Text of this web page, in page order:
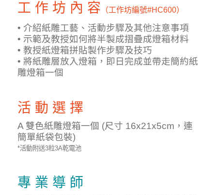
工 作 坊 內 容 （工作坊編號#HC600）
• 介紹紙雕工藝、活動步驟及其他注意事項
• 示範及教授如何將半製成摺疊成燈箱材料
• 教授紙燈箱拼貼製作步驟及技巧
• 將紙雕層放入燈箱，即日完成並帶走簡約紙
雕燈箱一個
活 動 選 擇
A 雙色紙雕燈箱一個 (尺寸 16x21x5cm，連
簡單紙袋包裝)
*活動附送3粒3A乾電池
專 業 導 師